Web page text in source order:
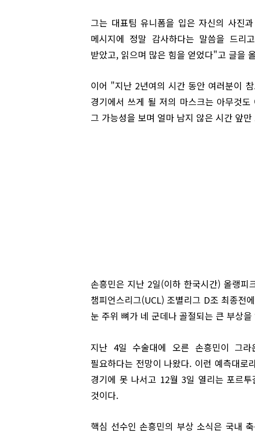
그는 대표팀 유니폼을 입은 자신의 사진
메시지에 정말 감사하다는 말씀을 드리
받았고, 읽으며 많은 힘을 얻었다"고 글을
이어 "지난 2년여의 시간 동안 여러분이
경기에서 쓰게 될 저의 마스크는 아무것
그 가능성을 보며 얼마 남지 않은 시간 앞
손흥민은 지난 2일(이하 한국시간) 올랭피
챔피언스리그(UCL) 조별리그 D조 최종전
눈 주위 뼈가 네 군데나 골절되는 큰 부상을
지난 4일 수술대에 오른 손흥민이 그라
필요하다는 전망이 나왔다. 이런 예측대
경기에 못 나서고 12월 3일 열리는 포르
것이다.
핵심 선수인 손흥민의 부상 소식은 국내